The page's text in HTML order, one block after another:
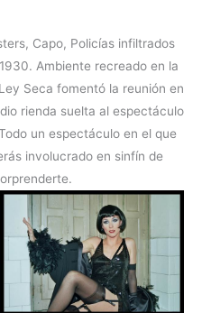
Capo, Policías infiltrados
Ambiente recreado en la
Seca fomentó la reunión en
rienda suelta al espectáculo
un espectáculo en el que
involucrado en sinfín de